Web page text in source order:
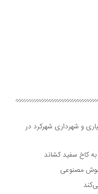
و شهرداری شهرکرد در
کاخ سفید کشاند
هوش مصنوعی